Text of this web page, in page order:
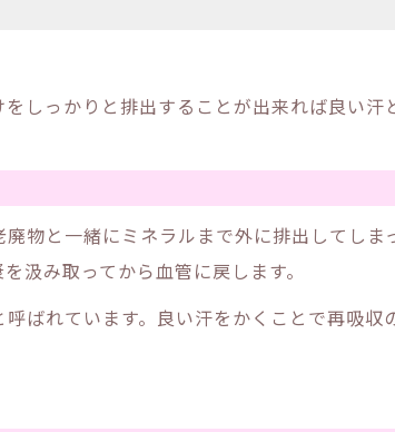
しっかりと排出することが出来れば良い汗
物と一緒にミネラルまで外に排出してしま
汲み取ってから血管に戻します。
ばれています。良い汗をかくことで再吸収